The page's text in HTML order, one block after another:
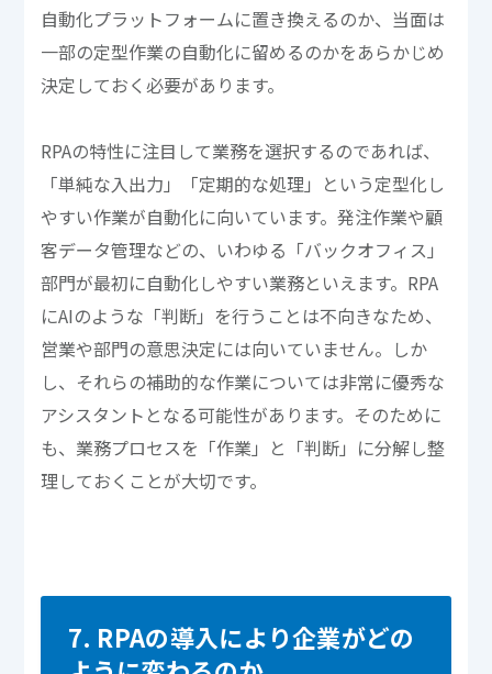
自動化プラットフォームに置き換えるのか、当面は
一部の定型作業の自動化に留めるのかをあらかじめ
決定しておく必要があります。
RPAの特性に注目して業務を選択するのであれば、
「単純な入出力」「定期的な処理」という定型化し
やすい作業が自動化に向いています。発注作業や顧
客データ管理などの、いわゆる「バックオフィス」
部門が最初に自動化しやすい業務といえます。RPA
にAIのような「判断」を行うことは不向きなため、
営業や部門の意思決定には向いていません。しか
し、それらの補助的な作業については非常に優秀な
アシスタントとなる可能性があります。そのために
も、業務プロセスを「作業」と「判断」に分解し整
理しておくことが大切です。
7. RPAの導入により企業がどの